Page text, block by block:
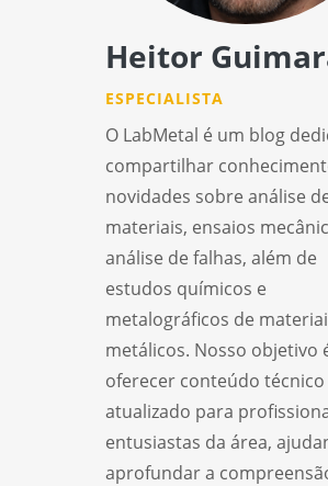
Heitor
ESPECIALISTA
O LabMetal é um blog
compartilhar
novidades sobre análise
materiais, ensaios
análise de falhas, além de
estudos químicos e
metalográficos de
metálicos. Nosso objetivo
oferecer conteúdo técnico
atualizado para
entusiastas da área,
aprofundar a